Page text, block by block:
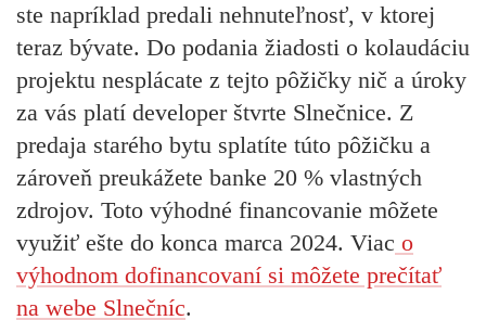
ste napríklad predali nehnuteľnosť, v ktorej
teraz bývate. Do podania žiadosti o kolaudáciu
projektu nesplácate z tejto pôžičky nič a úroky
za vás platí developer štvrte Slnečnice. Z
predaja starého bytu splatíte túto pôžičku a
zároveň preukážete banke 20 % vlastných
zdrojov. Toto výhodné financovanie môžete
využiť ešte do konca marca 2024. Viac o
výhodnom dofinancovaní si môžete prečítať
na webe Slnečníc.